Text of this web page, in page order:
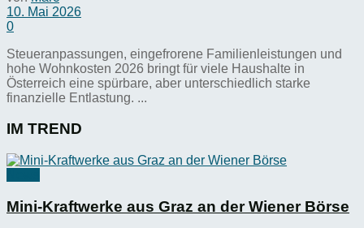
10. Mai 2026
0
Steueranpassungen, eingefrorene Familienleistungen und
hohe Wohnkosten 2026 bringt für viele Haushalte in
Österreich eine spürbare, aber unterschiedlich starke
finanzielle Entlastung. ...
IM TREND
Mini-Kraftwerke aus Graz an der Wiener Börse